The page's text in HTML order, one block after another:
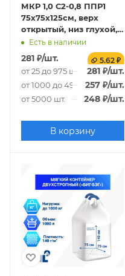
МКР 1,0 С2-0,8 ППР1
75х75х125см, верх
открытый, низ глухой,
120г/м2
Есть в наличии
281 ₽/шт. 5.62 ₽
от 25 до 975 шт. 281₽/шт.
от 1000 до 4975 шт.
257₽/шт.
от 5000 шт. 248 ₽/шт.
В корзину